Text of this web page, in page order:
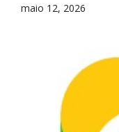
maio 12, 2026